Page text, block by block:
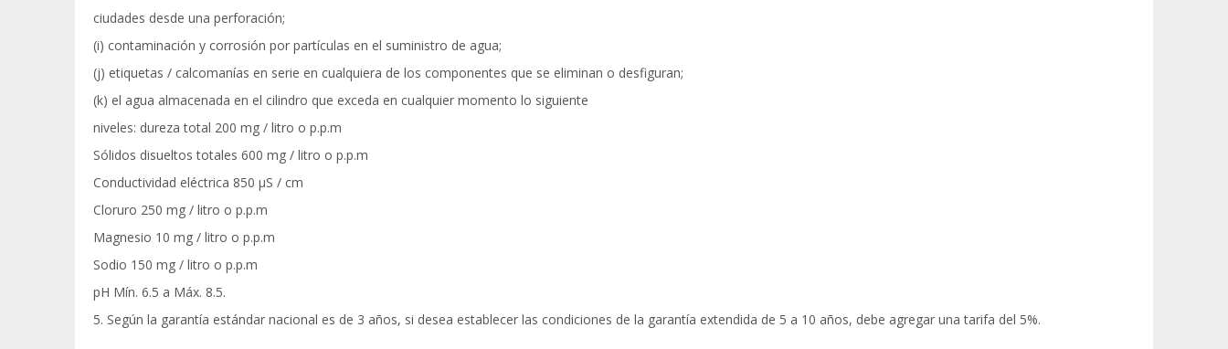
ciudades desde una perforación;
(i) contaminación y corrosión por partículas en el suministro de agua;
(j) etiquetas / calcomanías en serie en cualquiera de los componentes que se eliminan o desfiguran;
(k) el agua almacenada en el cilindro que exceda en cualquier momento lo siguiente
niveles: dureza total 200 mg / litro o p.p.m
Sólidos disueltos totales 600 mg / litro o p.p.m
Conductividad eléctrica 850 μS / cm
Cloruro 250 mg / litro o p.p.m
Magnesio 10 mg / litro o p.p.m
Sodio 150 mg / litro o p.p.m
pH Mín. 6.5 a Máx. 8.5.
5. Según la garantía estándar nacional es de 3 años, si desea establecer las condiciones de la garantía extendida de 5 a 10 años, debe agregar una tarifa del 5%.